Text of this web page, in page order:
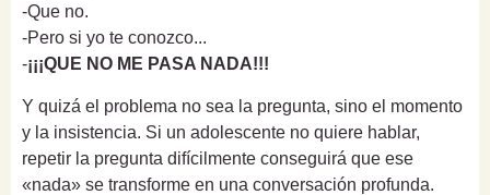
-Que no.
-Pero si yo te conozco...
-¡¡¡QUE NO ME PASA NADA!!!
Y quizá el problema no sea la pregunta, sino el momento
y la insistencia. Si un adolescente no quiere hablar,
repetir la pregunta difícilmente conseguirá que ese
«nada» se transforme en una conversación profunda.